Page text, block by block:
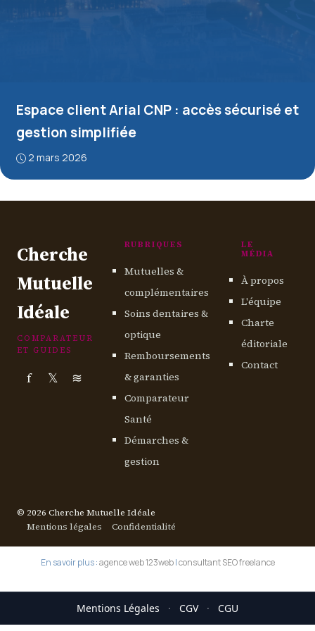
Espace client Arial CNP : accès sécurisé et
gestion simplifiée
2 mars 2026
Cherche
Mutuelle
Idéale
COMPARATEUR
ET GUIDES
f 𝕏 ≋
RUBRIQUES
Mutuelles &
complémentaires
Soins dentaires &
optique
Remboursements
& garanties
Comparateur
Santé
Démarches &
gestion
LE
MÉDIA
À propos
L'équipe
Charte
éditoriale
Contact
© 2026 Cherche Mutuelle Idéale
Mentions légales
Confidentialité
En savoir plus :agence web 123web|consultant SEO freelance
Mentions Légales · CGV · CGU